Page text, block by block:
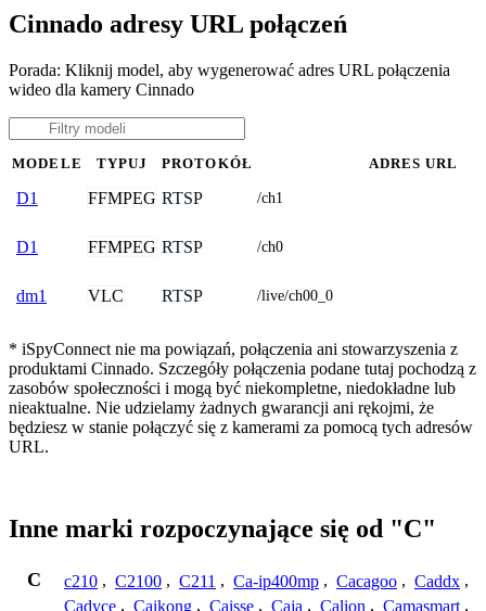
Cinnado adresy URL połączeń
Porada: Kliknij model, aby wygenerować adres URL połączenia
wideo dla kamery Cinnado
MODELE TYPUJ PROTOKÓŁ ADRES URL
D1 FFMPEG RTSP /ch1
D1 FFMPEG RTSP /ch0
dm1 VLC RTSP /live/ch00_0
* iSpyConnect nie ma powiązań, połączenia ani stowarzyszenia z
produktami Cinnado. Szczegóły połączenia podane tutaj pochodzą z
zasobów społeczności i mogą być niekompletne, niedokładne lub
nieaktualne. Nie udzielamy żadnych gwarancji ani rękojmi, że
będziesz w stanie połączyć się z kamerami za pomocą tych adresów
URL.
Inne marki rozpoczynające się od "C"
C c210 , C2100 , C211 , Ca-ip400mp , Cacagoo , Caddx ,
Cadyce , Caikong , Caisse , Caja , Calion , Camasmart ,